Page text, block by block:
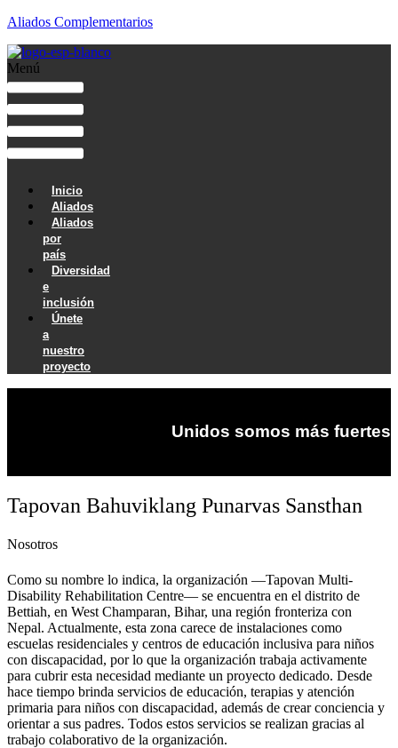
Aliados Complementarios
Menú
Inicio
Aliados
Aliados
por
país
Diversidad
e
inclusión
Únete
a
nuestro
proyecto
Unidos somos más fuertes
Tapovan Bahuviklang Punarvas Sansthan
Nosotros
Como su nombre lo indica, la organización —Tapovan Multi-
Disability Rehabilitation Centre— se encuentra en el distrito de
Bettiah, en West Champaran, Bihar, una región fronteriza con
Nepal. Actualmente, esta zona carece de instalaciones como
escuelas residenciales y centros de educación inclusiva para niños
con discapacidad, por lo que la organización trabaja activamente
para cubrir esta necesidad mediante un proyecto dedicado. Desde
hace tiempo brinda servicios de educación, terapias y atención
primaria para niños con discapacidad, además de crear conciencia y
orientar a sus padres. Todos estos servicios se realizan gracias al
trabajo colaborativo de la organización.